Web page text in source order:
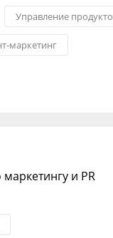
Управление
маркетинг
и PR